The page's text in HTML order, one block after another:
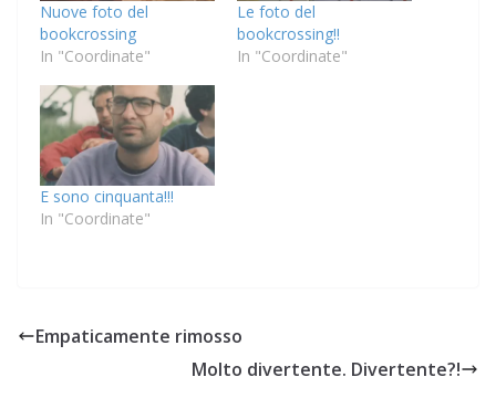
Nuove foto del
bookcrossing
In "Coordinate"
Le foto del
bookcrossing!!
In "Coordinate"
E sono cinquanta!!!
In "Coordinate"
Empaticamente rimosso
Molto divertente. Divertente?!